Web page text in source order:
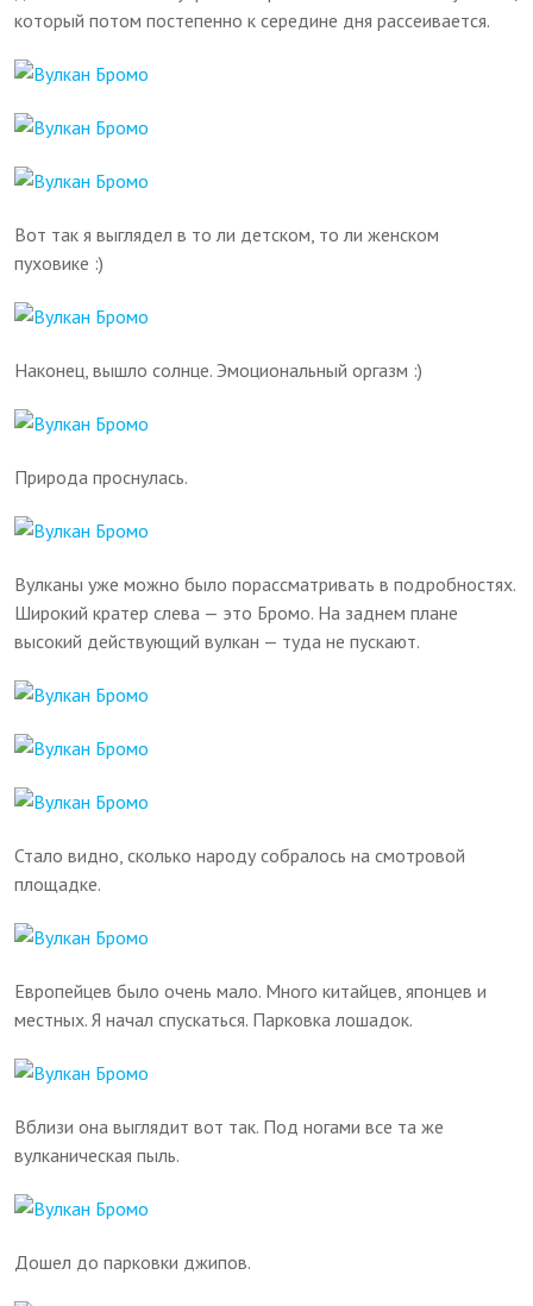
который потом постепенно к середине дня рассеивается.
Вот так я выглядел в то ли детском, то ли женском
пуховике :)
Наконец, вышло солнце. Эмоциональный оргазм :)
Природа проснулась.
Вулканы уже можно было порассматривать в подробностях.
Широкий кратер слева — это Бромо. На заднем плане
высокий действующий вулкан — туда не пускают.
Стало видно, сколько народу собралось на смотровой
площадке.
Европейцев было очень мало. Много китайцев, японцев и
местных. Я начал спускаться. Парковка лошадок.
Вблизи она выглядит вот так. Под ногами все та же
вулканическая пыль.
Дошел до парковки джипов.